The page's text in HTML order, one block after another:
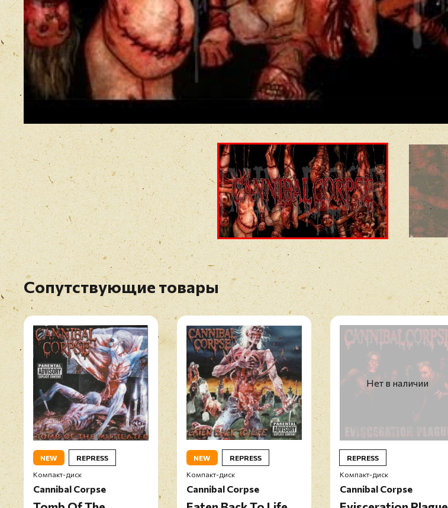
Сопутствующие товары
NEW
REPRESS
Компакт-диск
Cannibal Corpse
NEW
REPRESS
Компакт-диск
Cannibal Corpse
Нет в наличии
REPRESS
Компакт-диск
Cannibal Corpse